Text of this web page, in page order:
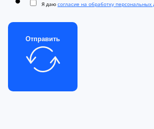
Я даю согласие на обработку персональных
Отправить